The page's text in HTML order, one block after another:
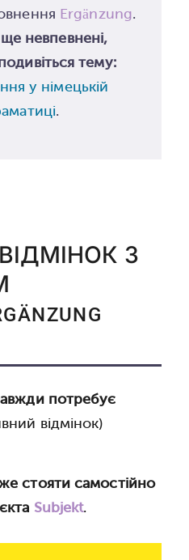
Ergänzung.
невпевнені,
тему:
у німецькій
.
З
потребує
відмінок)
стояти самостійно
Subjekt.